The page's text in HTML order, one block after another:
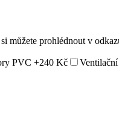
můžete prohlédnout v
PVC +240 Kč